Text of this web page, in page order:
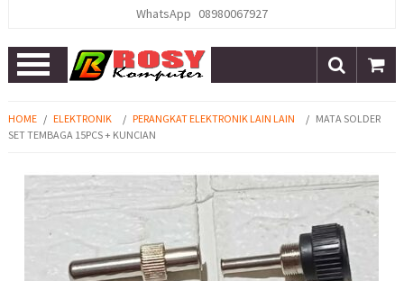
WhatsApp 08980067927
Open
Menu
HOME / ELEKTRONIK / PERANGKAT ELEKTRONIK LAIN LAIN / MATA SOLDER
SET TEMBAGA 15PCS + KUNCIAN